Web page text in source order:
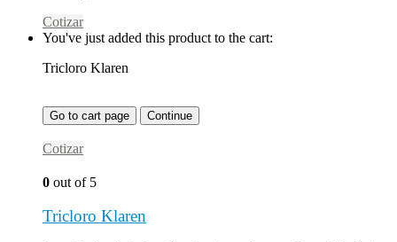
Cotizar
You've just added this product to the cart:
Tricloro Klaren
Go to cart page Continue
Cotizar
0 out of 5
Tricloro Klaren